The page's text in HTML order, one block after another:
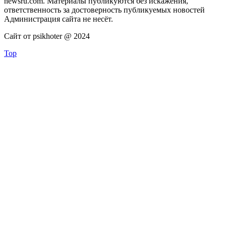
ответственность за достоверность публикуемых новостей
Администрация сайта не несёт.
Сайт от psikhoter @ 2024
Top